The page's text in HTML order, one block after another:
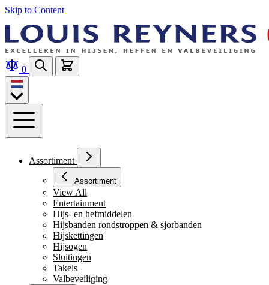
Skip to Content
0
Assortiment
Assortiment
View All
Entertainment
Hijs- en hefmiddelen
Hijsbanden rondstroppen & sjorbanden
Hijskettingen
Hijsogen
Sluitingen
Takels
Valbeveiliging